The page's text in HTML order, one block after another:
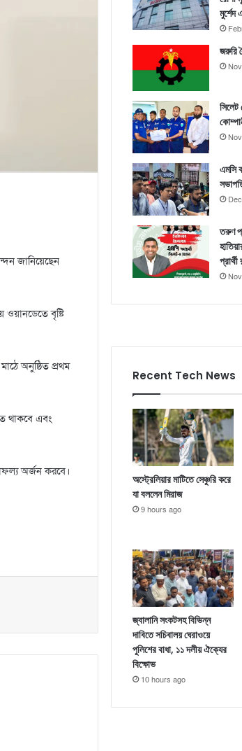
জানিয়েছেন
বৃষ্টি
অনুষ্ঠিত প্রথম
থাকবে এবং
অর্জন করবে।
মুর্শেদ
জরুরি
সিলেট
এমসি
তরুণ
Recent Tech News
অস্ট্রেলিয়ার মাটিতে সেঞ্চুরি করে
যা বললেন মিরাজ
9 hours ago
জ্বালানি সংকটসহ বিভিন্ন
দাবিতে সচিবালয় ঘেরাওয়ে
পুলিশের বাধা, ১১ দলীয় ঐক্যের
বিক্ষোভ
10 hours ago